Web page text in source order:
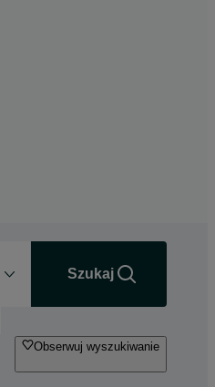
Szukaj
Obserwuj wyszukiwanie